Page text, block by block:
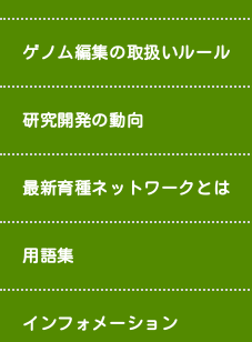
ゲノム編集の取扱いルール
研究開発の動向
最新育種ネットワークとは
用語集
インフォメーション